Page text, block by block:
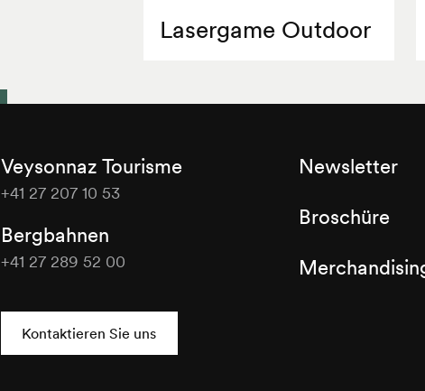
Lasergame Outdoor
Veysonnaz Tourisme
+41 27 207 10 53
Bergbahnen
+41 27 289 52 00
Kontaktieren Sie uns
Newsletter
Broschüre